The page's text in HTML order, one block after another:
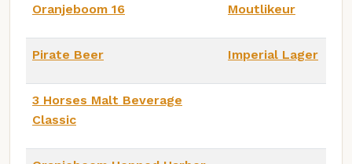
Oranjeboom 16 Moutlikeur
Pirate Beer Imperial Lager
3 Horses Malt Beverage
Classic